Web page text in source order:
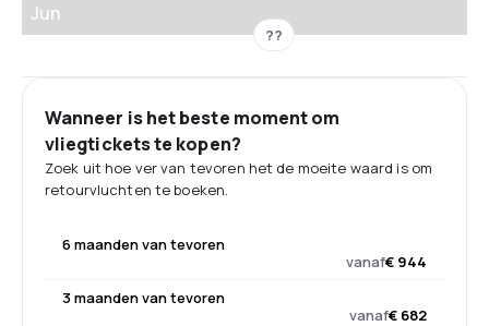
Jun
??
Wanneer is het beste moment om
vliegtickets te kopen?
Zoek uit hoe ver van tevoren het de moeite waard is om
retourvluchten te boeken.
6 maanden van tevoren
vanaf€ 944
3 maanden van tevoren
vanaf€ 682